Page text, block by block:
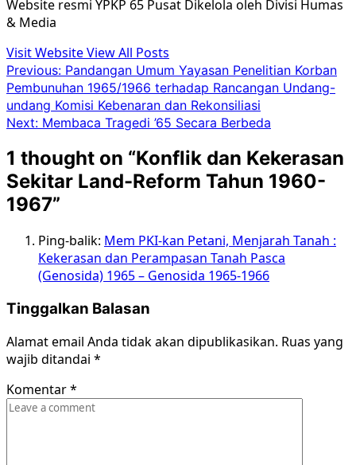
Website resmi YPKP 65 Pusat Dikelola oleh Divisi Humas
& Media
Visit WebsiteView All Posts
Post
navigation
Previous: Pandangan Umum Yayasan Penelitian Korban
Pembunuhan 1965/1966 terhadap Rancangan Undang-
undang Komisi Kebenaran dan Rekonsiliasi
Next: Membaca Tragedi ’65 Secara Berbeda
1 thought on “Konflik dan Kekerasan
Sekitar Land-Reform Tahun 1960-
1967”
Ping-balik: Mem PKI-kan Petani, Menjarah Tanah :
Kekerasan dan Perampasan Tanah Pasca
(Genosida) 1965 – Genosida 1965-1966
Tinggalkan Balasan
Alamat email Anda tidak akan dipublikasikan. Ruas yang
wajib ditandai *
Komentar*